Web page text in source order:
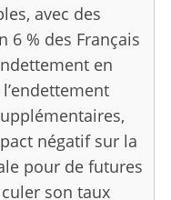
avec des
6 % des Français
en
négatif sur la
pour de futures
son taux